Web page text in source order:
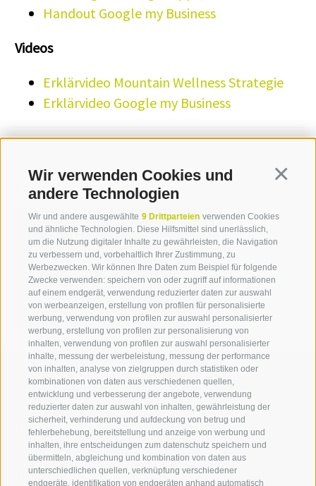
Wir verwenden Cookies und
andere Technologien
Wir und andere ausgewählte 9 Drittparteien verwenden Cookies
und ähnliche Technologien. Diese Hilfsmittel sind unerlässlich,
um die Nutzung digitaler Inhalte zu gewährleisten, die Navigation
zu verbessern und, vorbehaltlich Ihrer Zustimmung, zu
Werbezwecken. Wir können Ihre Daten zum Beispiel für folgende
Zwecke verwenden: speichern von oder zugriff auf informationen
auf einem endgerät, verwendung reduzierter daten zur auswahl
von werbeanzeigen, erstellung von profilen für personalisierte
werbung, verwendung von profilen zur auswahl personalisierter
werbung, erstellung von profilen zur personalisierung von
inhalten, verwendung von profilen zur auswahl personalisierter
inhalte, messung der werbeleistung, messung der performance
von inhalten, analyse von zielgruppen durch statistiken oder
kombinationen von daten aus verschiedenen quellen,
entwicklung und verbesserung der angebote, verwendung
reduzierter daten zur auswahl von inhalten, gewährleistung der
sicherheit, verhinderung und aufdeckung von betrug und
fehlerbehebung, bereitstellung und anzeige von werbung und
inhalten, ihre entscheidungen zum datenschutz speichern und
übermitteln, abgleichung und kombination von daten aus
unterschiedlichen quellen, verknüpfung verschiedener
endgeräte, identifikation von endgeräten anhand automatisch
Handout Google my Business
Videos
Erklärvideo Mountain Wellness Strategie
Erklärvideo Google my Business
Kontakt
Sabine Schnarf
T +39 0471 094 233
sabine.schnarf[at]idm-
suedtirol.com
Kontaktieren Sie uns
IDM Südtirol - Alto Adige
+39 0471 094 000